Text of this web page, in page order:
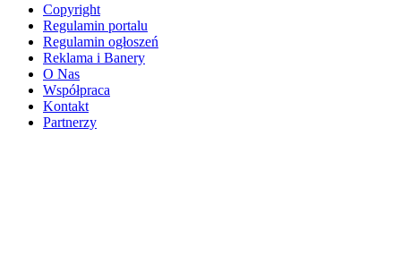
Copyright
Regulamin portalu
Regulamin ogłoszeń
Reklama i Banery
O Nas
Współpraca
Kontakt
Partnerzy